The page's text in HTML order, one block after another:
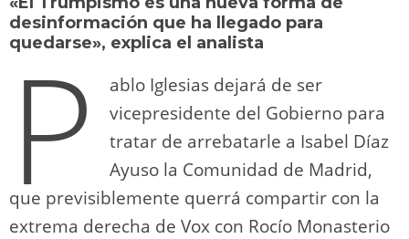
o m p
p
o
o
k
n
desinformación que ha llegado para
quedarse», explica el analista
P
ablo Iglesias dejará de ser
vicepresidente del Gobierno para
tratar de arrebatarle a Isabel Díaz
Ayuso la Comunidad de Madrid,
que previsiblemente querrá compartir con la
extrema derecha de Vox con Rocío Monasterio